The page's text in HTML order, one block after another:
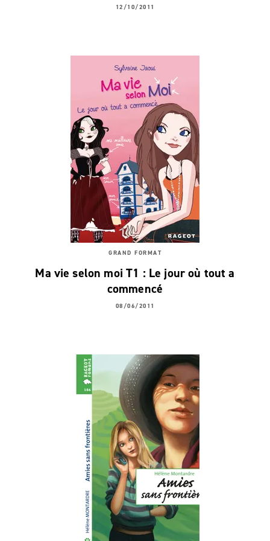
12/10/2011
GRAND FORMAT
Ma vie selon moi T1 : Le jour où tout a
commencé
08/06/2011